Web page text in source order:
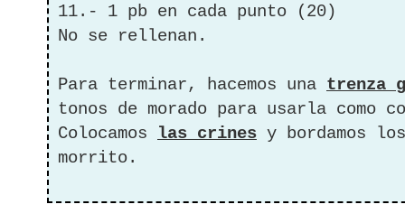
11.- 1 pb en cada punto (20)
No se rellenan.
Para terminar, hacemos una trenza
tonos de morado para usarla como
Colocamos las crines y bordamos
morrito.